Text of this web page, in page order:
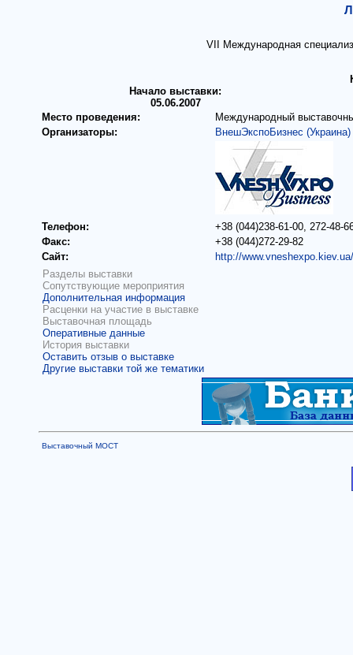
VII Международная
Начало выставки:
05.06.2007
Место проведения:
Международный
Организаторы:
ВнешЭкспоБизнес (Украина)
Телефон:
+38 (044)238-61-00, 272-48-
Факс:
+38 (044)272-29-82
Сайт:
http://
Разделы выставки
Сопутствующие мероприятия
Дополнительная информация
Расценки на участие в выставке
Выставочная площадь
Оперативные данные
История выставки
Оставить отзыв о выставке
Другие выставки той же тематики
Выставочный МОСТ